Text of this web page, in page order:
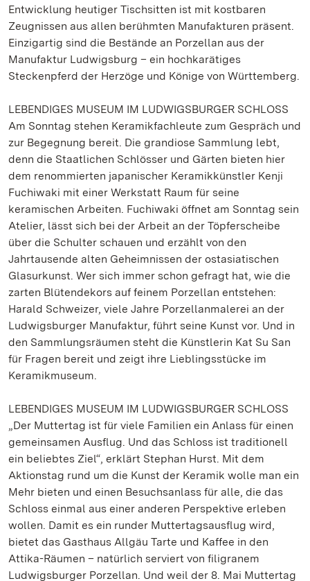
Entwicklung heutiger Tischsitten ist mit kostbaren
Zeugnissen aus allen berühmten Manufakturen präsent.
Einzigartig sind die Bestände an Porzellan aus der
Manufaktur Ludwigsburg – ein hochkarätiges
Steckenpferd der Herzöge und Könige von Württemberg.
LEBENDIGES MUSEUM IM LUDWIGSBURGER SCHLOSS
Am Sonntag stehen Keramikfachleute zum Gespräch und
zur Begegnung bereit. Die grandiose Sammlung lebt,
denn die Staatlichen Schlösser und Gärten bieten hier
dem renommierten japanischer Keramikkünstler Kenji
Fuchiwaki mit einer Werkstatt Raum für seine
keramischen Arbeiten. Fuchiwaki öffnet am Sonntag sein
Atelier, lässt sich bei der Arbeit an der Töpferscheibe
über die Schulter schauen und erzählt von den
Jahrtausende alten Geheimnissen der ostasiatischen
Glasurkunst. Wer sich immer schon gefragt hat, wie die
zarten Blütendekors auf feinem Porzellan entstehen:
Harald Schweizer, viele Jahre Porzellanmalerei an der
Ludwigsburger Manufaktur, führt seine Kunst vor. Und in
den Sammlungsräumen steht die Künstlerin Kat Su San
für Fragen bereit und zeigt ihre Lieblingsstücke im
Keramikmuseum.
LEBENDIGES MUSEUM IM LUDWIGSBURGER SCHLOSS
„Der Muttertag ist für viele Familien ein Anlass für einen
gemeinsamen Ausflug. Und das Schloss ist traditionell
ein beliebtes Ziel“, erklärt Stephan Hurst. Mit dem
Aktionstag rund um die Kunst der Keramik wolle man ein
Mehr bieten und einen Besuchsanlass für alle, die das
Schloss einmal aus einer anderen Perspektive erleben
wollen. Damit es ein runder Muttertagsausflug wird,
bietet das Gasthaus Allgäu Tarte und Kaffee in den
Attika-Räumen – natürlich serviert von filigranem
Ludwigsburger Porzellan. Und weil der 8. Mai Muttertag